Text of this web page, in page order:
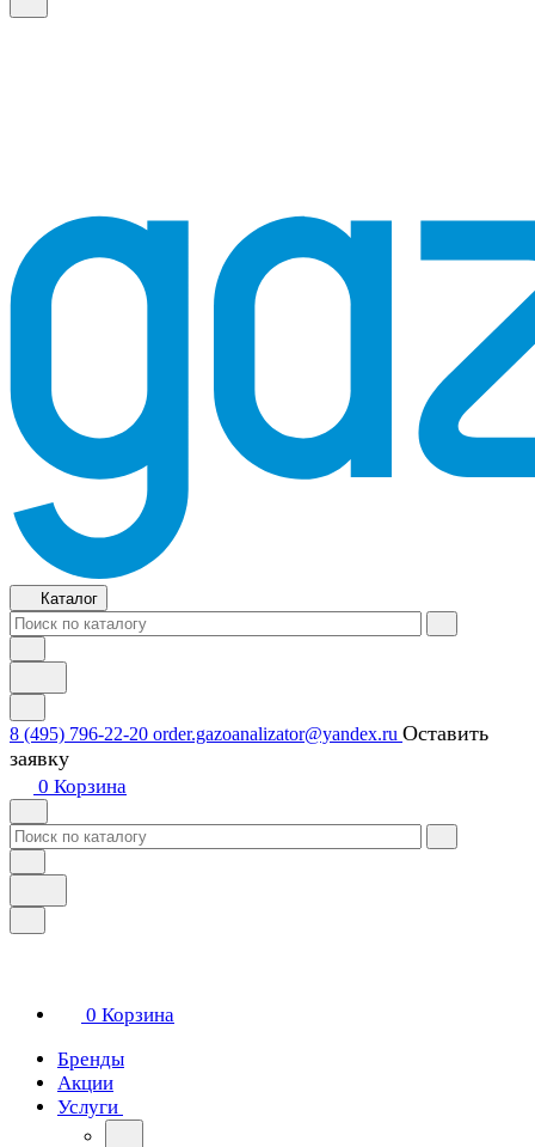
Каталог
8 (495) 796-22-20 order.gazoanalizator@yandex.ru Оставить
заявку
0 Корзина
0 Корзина
Бренды
Акции
Услуги